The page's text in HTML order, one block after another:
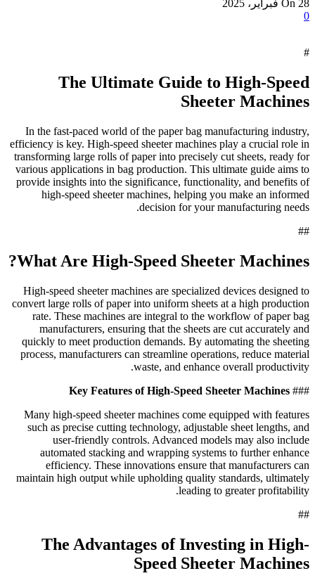
On 28 فبراير، 2025
0
#
The Ultimate Guide to High-Speed
Sheeter Machines
In the fast-paced world of the paper bag manufacturing industry,
efficiency is key. High-speed sheeter machines play a crucial role in
transforming large rolls of paper into precisely cut sheets, ready for
various applications in bag production. This ultimate guide aims to
provide insights into the significance, functionality, and benefits of
high-speed sheeter machines, helping you make an informed
decision for your manufacturing needs.
##
What Are High-Speed Sheeter Machines?
High-speed sheeter machines are specialized devices designed to
convert large rolls of paper into uniform sheets at a high production
rate. These machines are integral to the workflow of paper bag
manufacturers, ensuring that the sheets are cut accurately and
quickly to meet production demands. By automating the sheeting
process, manufacturers can streamline operations, reduce material
waste, and enhance overall productivity.
###
Key Features of High-Speed Sheeter Machines
Many high-speed sheeter machines come equipped with features
such as precise cutting technology, adjustable sheet lengths, and
user-friendly controls. Advanced models may also include
automated stacking and wrapping systems to further enhance
efficiency. These innovations ensure that manufacturers can
maintain high output while upholding quality standards, ultimately
leading to greater profitability.
##
The Advantages of Investing in High-
Speed Sheeter Machines